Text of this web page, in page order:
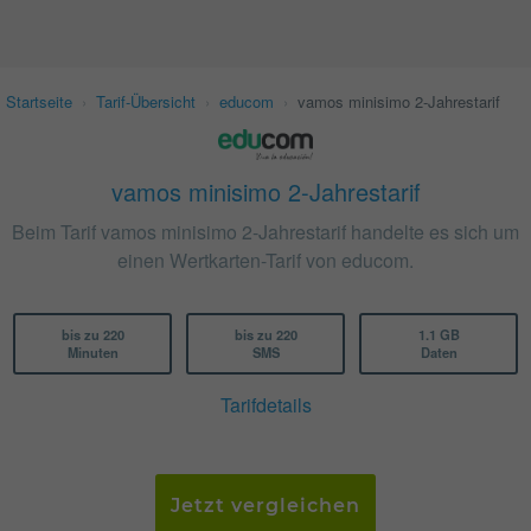
Startseite Tarif-Übersicht educom vamos minisimo 2-Jahrestarif
vamos minisimo 2-Jahrestarif
Beim Tarif vamos minisimo 2-Jahrestarif handelte es sich um
einen Wertkarten-Tarif von educom.
bis zu 220
Minuten
bis zu 220
SMS
1.1 GB
Daten
Tarifdetails
Jetzt vergleichen